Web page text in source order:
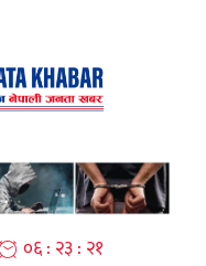
०६ : २३ : २१